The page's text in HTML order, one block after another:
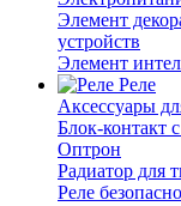
Элемент
устройств
Элемент
Реле
Аксессуары
Блок-контакт
Оптрон
Радиатор для
Реле